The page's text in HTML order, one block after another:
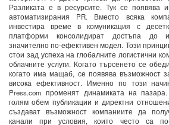
Разликата е в ресурсите. Тук се появява
автоматизирания PR. Вместо всяка
инвестира време в комуникация с
платформи консолидират достъпа до
значително по-ефективен модел. Този
стои зад успеха на глобалните логистични
облачните услуги. Когато търсенето се
когато има мащаб, се появява възможност
висока ефективност. Именно по този
Press.com променят динамиката на
голям обем публикации и директни
създават възможност компаниите да
канали при условия, които често са